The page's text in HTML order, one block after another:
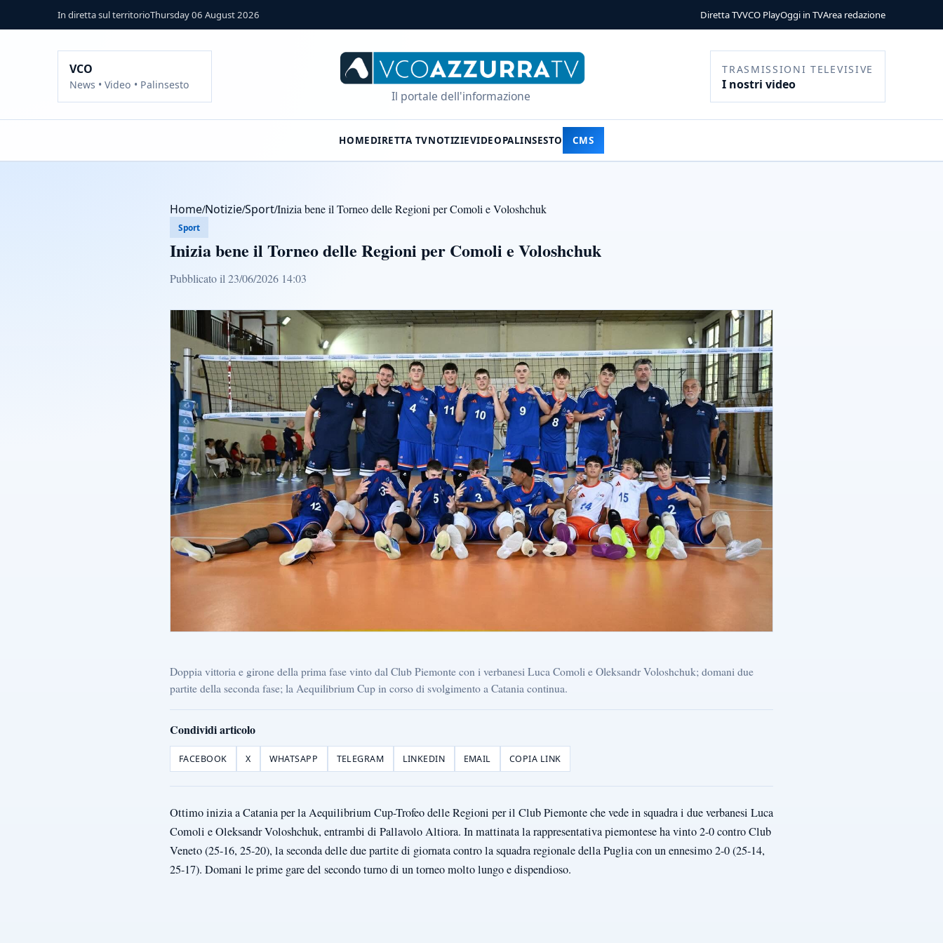
In diretta sul territorioThursday 06 August 2026 Diretta TVVCO PlayOggi in TVArea redazione
VCO
News • Video • Palinsesto
Il portale dell'informazione
TRASMISSIONI TELEVISIVE
I nostri video
HOMEDIRETTA TVNOTIZIEVIDEOPALINSESTO CMS
Home/Notizie/Sport/Inizia bene il Torneo delle Regioni per Comoli e Voloshchuk
Sport
Inizia bene il Torneo delle Regioni per Comoli e Voloshchuk
Pubblicato il 23/06/2026 14:03
Doppia vittoria e girone della prima fase vinto dal Club Piemonte con i verbanesi Luca Comoli e Oleksandr Voloshchuk; domani due
partite della seconda fase; la Aequilibrium Cup in corso di svolgimento a Catania continua.
Condividi articolo
FACEBOOK X WHATSAPP TELEGRAM LINKEDIN EMAIL COPIA LINK
Ottimo inizia a Catania per la Aequilibrium Cup-Trofeo delle Regioni per il Club Piemonte che vede in squadra i due verbanesi Luca
Comoli e Oleksandr Voloshchuk, entrambi di Pallavolo Altiora. In mattinata la rappresentativa piemontese ha vinto 2-0 contro Club
Veneto (25-16, 25-20), la seconda delle due partite di giornata contro la squadra regionale della Puglia con un ennesimo 2-0 (25-14,
25-17). Domani le prime gare del secondo turno di un torneo molto lungo e dispendioso.